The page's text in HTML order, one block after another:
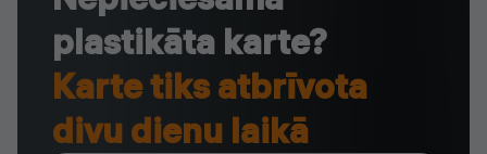
plastikāta karte?
Karte tiks atbrīvota
divu dienu laikā